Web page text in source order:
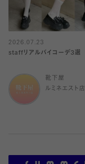
2026.07.23
staffリアルバイコーデ3選
靴下屋
ルミネエスト店